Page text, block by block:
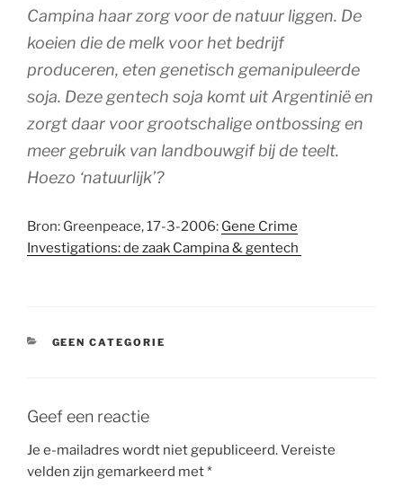
Campina haar zorg voor de natuur liggen. De
koeien die de melk voor het bedrijf
produceren, eten genetisch gemanipuleerde
soja. Deze gentech soja komt uit Argentinië en
zorgt daar voor grootschalige ontbossing en
meer gebruik van landbouwgif bij de teelt.
Hoezo ‘natuurlijk’?
Bron: Greenpeace, 17-3-2006: Gene Crime
Investigations: de zaak Campina & gentech
CATEGORIEËN
GEEN CATEGORIE
Geef een reactie
Je e-mailadres wordt niet gepubliceerd.Vereiste
velden zijn gemarkeerd met*